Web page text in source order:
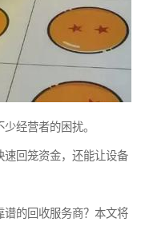
经营者的困扰。
回笼资金，还能让设备
的回收服务商？本文将